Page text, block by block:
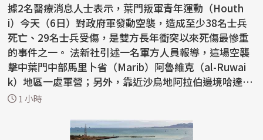
據2名醫療消息人士表示，葉門叛軍青年運動（Houth
i）今天（6日）對政府軍發動空襲，造成至少38名士兵
死亡、29名士兵受傷，是雙方長年衝突以來死傷最慘重
的事件之一。 法新社引述一名軍方人員報導，這場空襲
擊中葉門中部馬里卜省（Marib）阿魯維克（al-Ruwai
k）地區一處軍營；另外，靠近沙烏地阿拉伯邊境哈達拉
穆特省...
1 小時